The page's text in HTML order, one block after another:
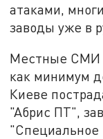
атаками,
заводы уже в
Местные СМИ
как минимум
Киеве
"Абрис ПТ",